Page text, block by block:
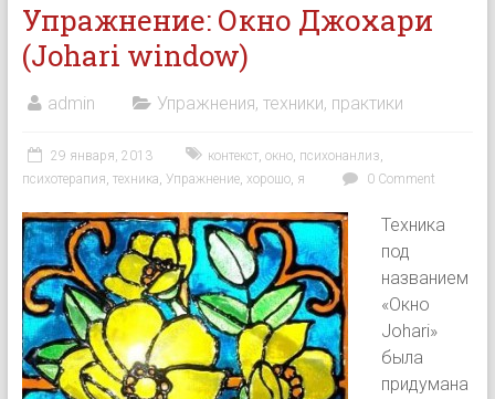
Упражнение: Окно Джохари
(Johari window)
admin Упражнения, техники, практики
29 января, 2013 контекст, окно, психонанлиз,
психотерапия, техника, Упражнение, хорошо, я 0 Comment
Техника
под
названием
«Окно
Johari»
была
придумана